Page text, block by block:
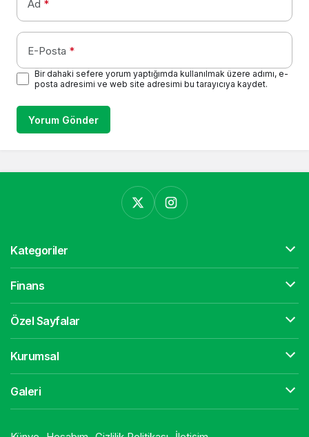
Ad *
E-Posta *
Bir dahaki sefere yorum yaptığımda kullanılmak üzere adımı, e-
posta adresimi ve web site adresimi bu tarayıcıya kaydet.
Yorum Gönder
Kategoriler
Finans
Özel Sayfalar
Kurumsal
Galeri